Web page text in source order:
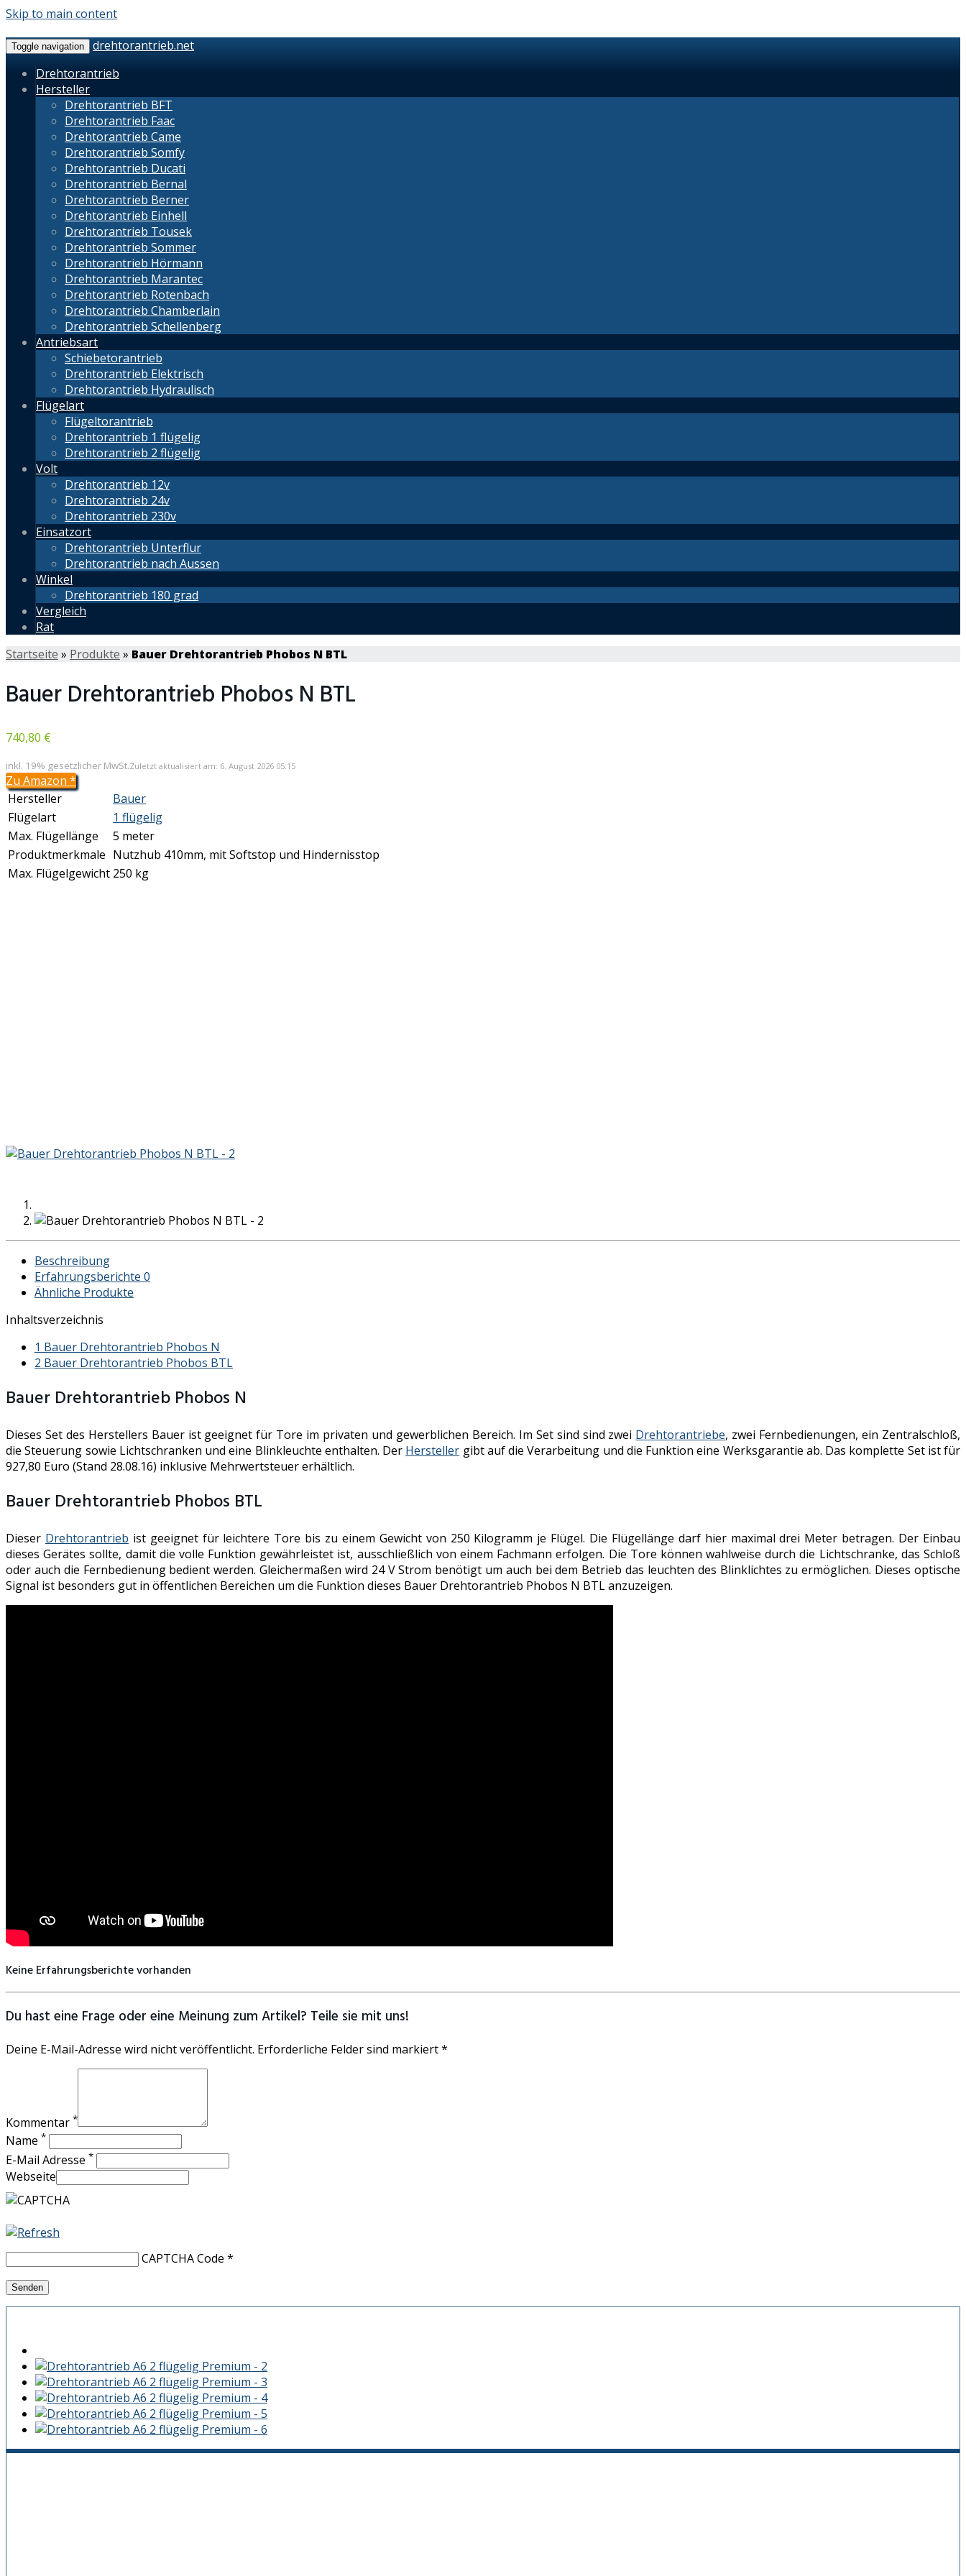
Skip to main content
Toggle navigation
drehtorantrieb.net
Drehtorantrieb
Hersteller
Drehtorantrieb BFT
Drehtorantrieb Faac
Drehtorantrieb Came
Drehtorantrieb Somfy
Drehtorantrieb Ducati
Drehtorantrieb Bernal
Drehtorantrieb Berner
Drehtorantrieb Einhell
Drehtorantrieb Tousek
Drehtorantrieb Sommer
Drehtorantrieb Hörmann
Drehtorantrieb Marantec
Drehtorantrieb Rotenbach
Drehtorantrieb Chamberlain
Drehtorantrieb Schellenberg
Antriebsart
Schiebetorantrieb
Drehtorantrieb Elektrisch
Drehtorantrieb Hydraulisch
Flügelart
Flügeltorantrieb
Drehtorantrieb 1 flügelig
Drehtorantrieb 2 flügelig
Volt
Drehtorantrieb 12v
Drehtorantrieb 24v
Drehtorantrieb 230v
Einsatzort
Drehtorantrieb Unterflur
Drehtorantrieb nach Aussen
Winkel
Drehtorantrieb 180 grad
Vergleich
Rat
Startseite » Produkte » Bauer Drehtorantrieb Phobos N BTL
Bauer Drehtorantrieb Phobos N BTL
740,80 €
inkl. 19% gesetzlicher MwSt.Zuletzt aktualisiert am: 6. August 2026 05:15
Zu Amazon *
Hersteller
Bauer
Flügelart
1 flügelig
Max. Flügellänge
5 meter
Produktmerkmale Nutzhub 410mm, mit Softstop und Hindernisstop
Max. Flügelgewicht 250 kg
Beschreibung
Erfahrungsberichte 0
Ähnliche Produkte
Inhaltsverzeichnis
1 Bauer Drehtorantrieb Phobos N
2 Bauer Drehtorantrieb Phobos BTL
Bauer Drehtorantrieb Phobos N
Dieses Set des Herstellers Bauer ist geeignet für Tore im privaten und gewerblichen Bereich. Im Set sind sind zwei Drehtorantriebe, zwei Fernbedienungen, ein Zentralschloß,
die Steuerung sowie Lichtschranken und eine Blinkleuchte enthalten. Der Hersteller gibt auf die Verarbeitung und die Funktion eine Werksgarantie ab. Das komplette Set ist für
927,80 Euro (Stand 28.08.16) inklusive Mehrwertsteuer erhältlich.
Bauer Drehtorantrieb Phobos BTL
Dieser Drehtorantrieb ist geeignet für leichtere Tore bis zu einem Gewicht von 250 Kilogramm je Flügel. Die Flügellänge darf hier maximal drei Meter betragen. Der Einbau
dieses Gerätes sollte, damit die volle Funktion gewährleistet ist, ausschließlich von einem Fachmann erfolgen. Die Tore können wahlweise durch die Lichtschranke, das Schloß
oder auch die Fernbedienung bedient werden. Gleichermaßen wird 24 V Strom benötigt um auch bei dem Betrieb das leuchten des Blinklichtes zu ermöglichen. Dieses optische
Signal ist besonders gut in öffentlichen Bereichen um die Funktion dieses Bauer Drehtorantrieb Phobos N BTL anzuzeigen.
Keine Erfahrungsberichte vorhanden
Du hast eine Frage oder eine Meinung zum Artikel? Teile sie mit uns!
Deine E-Mail-Adresse wird nicht veröffentlicht. Erforderliche Felder sind markiert *
Kommentar *
Name *
E-Mail Adresse *
Webseite
CAPTCHA Code *